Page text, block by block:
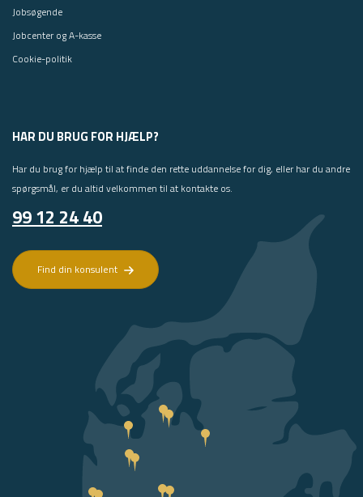
Jobsøgende
Jobcenter og A-kasse
Cookie-politik
HAR DU BRUG FOR HJÆLP?
Har du brug for hjælp til at finde den rette uddannelse for dig, eller har du andre
spørgsmål, er du altid velkommen til at kontakte os.
99 12 24 40
Find din konsulent